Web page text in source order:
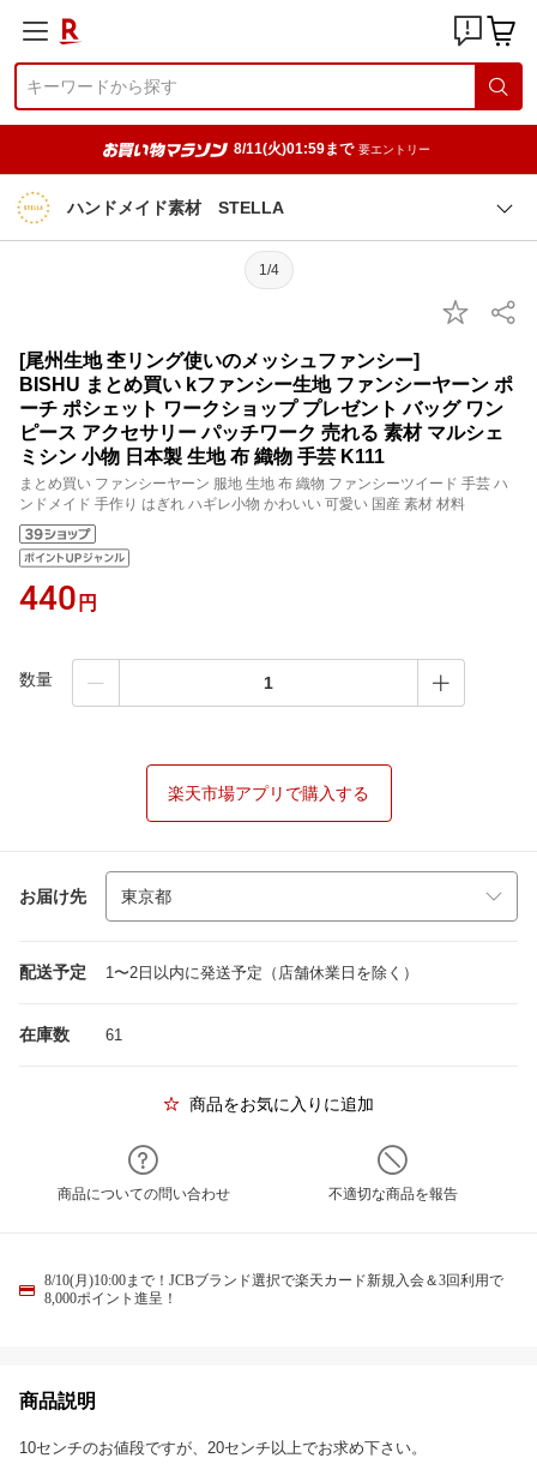
8/11(火)01:59まで 要エントリー
ハンドメイド素材 STELLA
1/4
[尾州生地 杢リング使いのメッシュファンシー]
BISHU まとめ買い kファンシー生地 ファンシーヤーン ポ
ーチ ポシェット ワークショップ プレゼント バッグ ワン
ピース アクセサリー パッチワーク 売れる 素材 マルシェ
ミシン 小物 日本製 生地 布 織物 手芸 K111
まとめ買い ファンシーヤーン 服地 生地 布 織物 ファンシーツイード 手芸 ハ
ンドメイド 手作り はぎれ ハギレ小物 かわいい 可愛い 国産 素材 材料
440 円
数量
楽天市場アプリで購入する
お届け先
配送予定 1〜2日以内に発送予定（店舗休業日を除く）
在庫数 61
商品をお気に入りに追加
商品についての問い合わせ 不適切な商品を報告
8/10(月)10:00まで！JCBブランド選択で楽天カード新規入会＆3回利用で
8,000ポイント進呈！
商品説明
10センチのお値段ですが、20センチ以上でお求め下さい。